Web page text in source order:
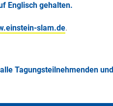
Englisch gehalten.
slam.de.
Tagungsteilnehmenden